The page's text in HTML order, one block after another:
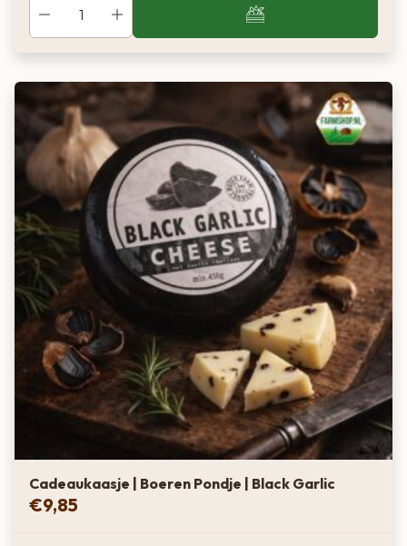
Cadeaukaasje | Boeren Pondje | Black Garlic
€9,85